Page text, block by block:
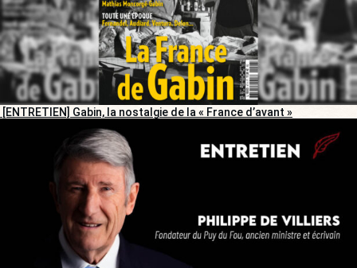
[ENTRETIEN] Gabin, la nostalgie de la « France d’avant »